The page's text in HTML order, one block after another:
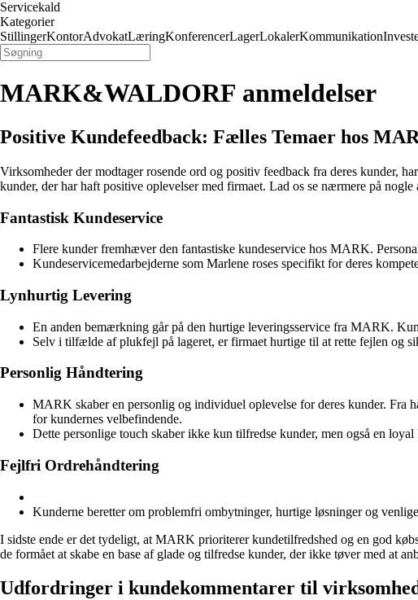
Servicekald
Kategorier
StillingerKontorAdvokatLæringKonferencerLagerLokalerKommunikation
MARK&WALDORF anmeldelser
Positive Kundefeedback: Fælles Temaer hos
Virksomheder der modtager rosende ord og positiv feedback fra deres kunder,
kunder, der har haft positive oplevelser med firmaet. Lad os se nærmere på nogle
Fantastisk Kundeservice
Flere kunder fremhæver den fantastiske kundeservice hos MARK.
Kundeservicemedarbejderne som Marlene roses specifikt for deres
Lynhurtig Levering
En anden bemærkning går på den hurtige leveringsservice fra MARK.
Selv i tilfælde af plukfejl på lageret, er firmaet hurtige til at rette fejlen og
Personlig Håndtering
MARK skaber en personlig og individuel oplevelse for deres kunder. Fra
for kundernes velbefindende.
Dette personlige touch skaber ikke kun tilfredse kunder, men også en
Fejlfri Ordrehåndtering
Kunderne beretter om problemfri ombytninger, hurtige løsninger og
I sidste ende er det tydeligt, at MARK prioriterer kundetilfredshed og en god
de formået at skabe en base af glade og tilfredse kunder, der ikke tøver med at
Udfordringer i kundekommentarer til